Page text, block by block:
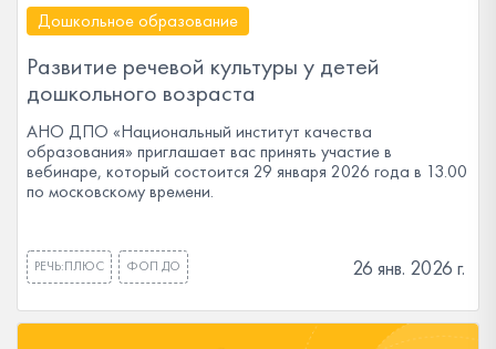
Дошкольное образование
Развитие речевой культуры у детей
дошкольного возраста
АНО ДПО «Национальный институт качества
образования» приглашает вас принять участие в
вебинаре, который состоится 29 января 2026 года в 13.00
по московскому времени.
РЕЧЬ:ПЛЮС ФОП ДО 26 янв. 2026 г.